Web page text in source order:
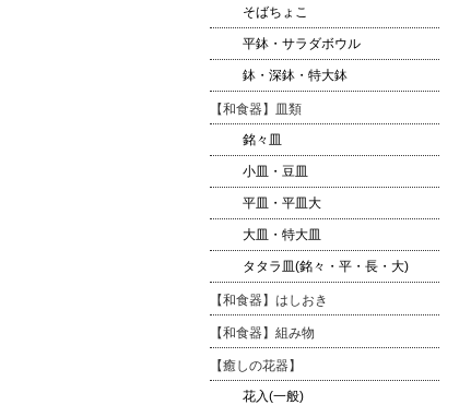
そばちょこ
平鉢・サラダボウル
鉢・深鉢・特大鉢
【和食器】皿類
銘々皿
小皿・豆皿
平皿・平皿大
大皿・特大皿
タタラ皿(銘々・平・長・大)
【和食器】はしおき
【和食器】組み物
【癒しの花器】
花入(一般)